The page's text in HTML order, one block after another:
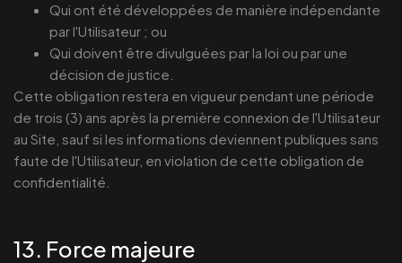
Qui ont été développées de manière indépendante
par l'Utilisateur ; ou
Qui doivent être divulguées par la loi ou par une
décision de justice.
Cette obligation restera en vigueur pendant une période
de trois (3) ans après la première connexion de l'Utilisateur
au Site, sauf si les informations deviennent publiques sans
faute de l'Utilisateur, en violation de cette obligation de
confidentialité.
13. Force majeure